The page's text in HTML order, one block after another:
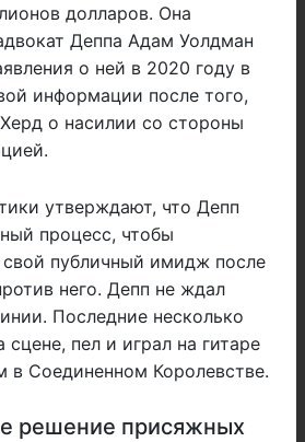
долларов. Она
Деппа Адам Уолдман
о ней в 2020 году в
информации после того,
о насилии со стороны
утверждают, что Депп
процесс, чтобы
свой публичный имидж после
него. Депп не ждал
Последние несколько
сцене, пел и играл на гитаре
Соединенном Королевстве.
решение присяжных